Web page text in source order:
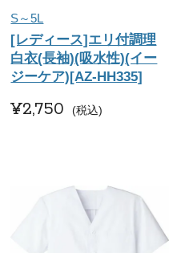
S～5L
[レディース]エリ付調理
白衣(長袖)(吸水性)(イー
ジーケア)[AZ-HH335]
¥2,750 税込